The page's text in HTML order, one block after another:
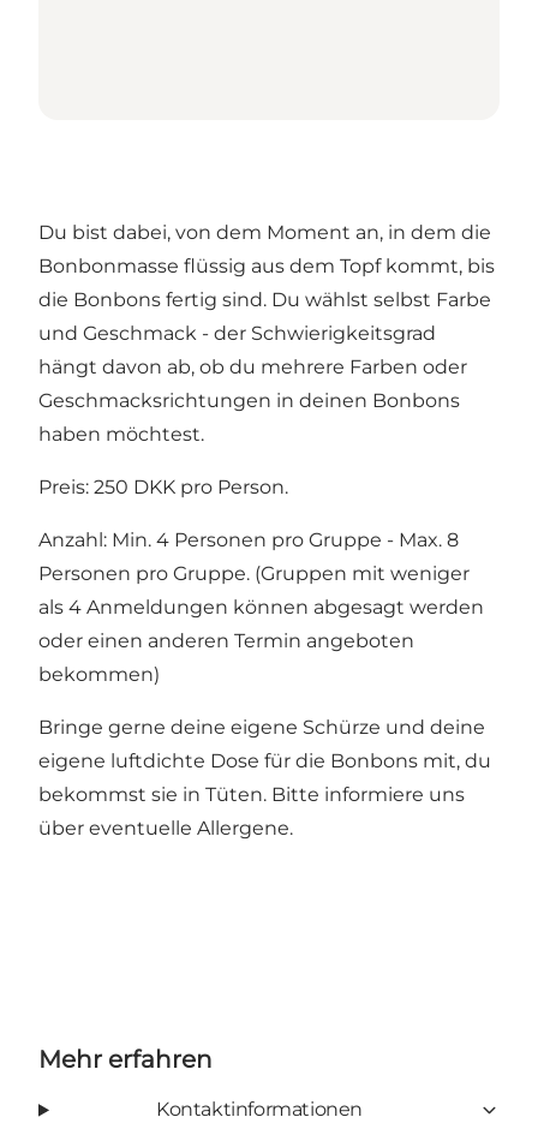
Du bist dabei, von dem Moment an, in dem die
Bonbonmasse flüssig aus dem Topf kommt, bis
die Bonbons fertig sind. Du wählst selbst Farbe
und Geschmack - der Schwierigkeitsgrad
hängt davon ab, ob du mehrere Farben oder
Geschmacksrichtungen in deinen Bonbons
haben möchtest.
Preis: 250 DKK pro Person.
Anzahl: Min. 4 Personen pro Gruppe - Max. 8
Personen pro Gruppe. (Gruppen mit weniger
als 4 Anmeldungen können abgesagt werden
oder einen anderen Termin angeboten
bekommen)
Bringe gerne deine eigene Schürze und deine
eigene luftdichte Dose für die Bonbons mit, du
bekommst sie in Tüten. Bitte informiere uns
über eventuelle Allergene.
Mehr erfahren
Kontaktinformationen